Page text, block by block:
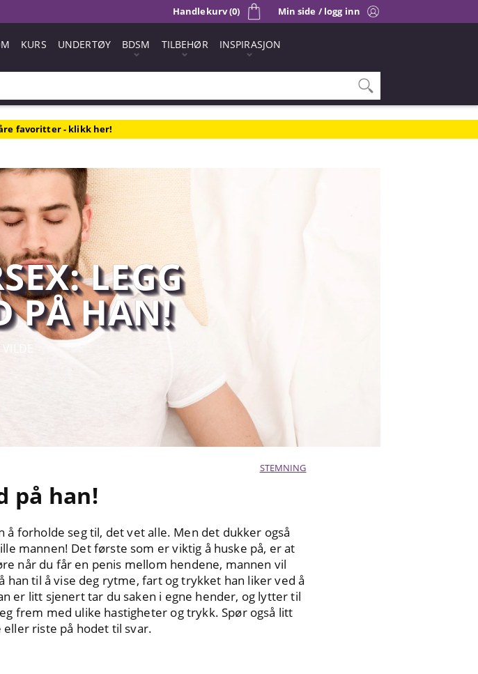
Min side / logg inn
Handlekurv (0)
KURS UNDERTØY BDSM TILBEHØR INSPIRASJON
favoritter - klikk her!
LEGG
PÅ HAN!
STEMNING
på han!
forholde seg til, det vet alle. Men det dukker også
mannen! Det første som er viktig å huske på, er at
når du får en penis mellom hendene, mannen vil
til å vise deg rytme, fart og trykket han liker ved å
er litt sjenert tar du saken i egne hender, og lytter til
frem med ulike hastigheter og trykk. Spør også litt
eller riste på hodet til svar.